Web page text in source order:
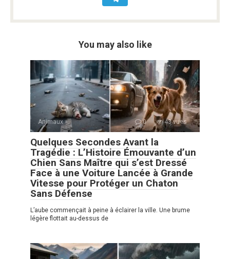
You may also like
Animaux 0 43 vues
Quelques Secondes Avant la
Tragédie : L’Histoire Émouvante d’un
Chien Sans Maître qui s’est Dressé
Face à une Voiture Lancée à Grande
Vitesse pour Protéger un Chaton
Sans Défense
L’aube commençait à peine à éclairer la ville. Une brume
légère flottait au-dessus de